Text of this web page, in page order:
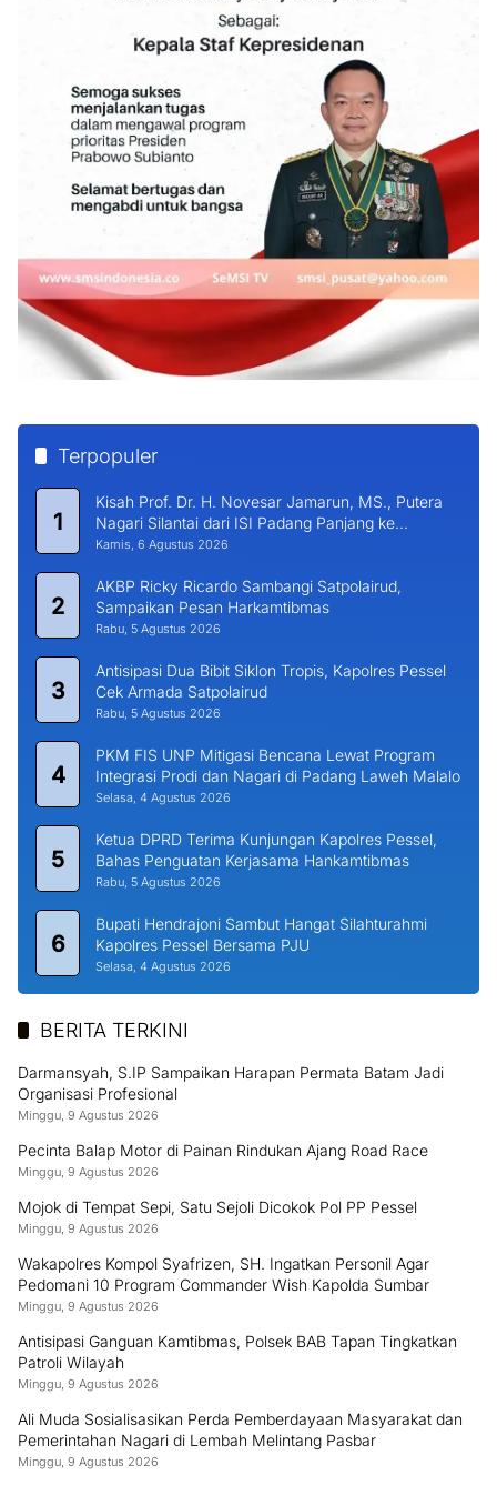
Terpopuler
1
Kisah Prof. Dr. H. Novesar Jamarun, MS., Putera
Nagari Silantai dari ISI Padang Panjang ke
Universitas Dharma Andalas
Kamis, 6 Agustus 2026
2
AKBP Ricky Ricardo Sambangi Satpolairud,
Sampaikan Pesan Harkamtibmas
Rabu, 5 Agustus 2026
3
Antisipasi Dua Bibit Siklon Tropis, Kapolres Pessel
Cek Armada Satpolairud
Rabu, 5 Agustus 2026
4
PKM FIS UNP Mitigasi Bencana Lewat Program
Integrasi Prodi dan Nagari di Padang Laweh Malalo
Selasa, 4 Agustus 2026
5
Ketua DPRD Terima Kunjungan Kapolres Pessel,
Bahas Penguatan Kerjasama Hankamtibmas
Rabu, 5 Agustus 2026
6
Bupati Hendrajoni Sambut Hangat Silahturahmi
Kapolres Pessel Bersama PJU
Selasa, 4 Agustus 2026
BERITA TERKINI
Darmansyah, S.IP Sampaikan Harapan Permata Batam Jadi
Organisasi Profesional
Minggu, 9 Agustus 2026
Pecinta Balap Motor di Painan Rindukan Ajang Road Race
Minggu, 9 Agustus 2026
Mojok di Tempat Sepi, Satu Sejoli Dicokok Pol PP Pessel
Minggu, 9 Agustus 2026
Wakapolres Kompol Syafrizen, SH. Ingatkan Personil Agar
Pedomani 10 Program Commander Wish Kapolda Sumbar
Minggu, 9 Agustus 2026
Antisipasi Ganguan Kamtibmas, Polsek BAB Tapan Tingkatkan
Patroli Wilayah
Minggu, 9 Agustus 2026
Ali Muda Sosialisasikan Perda Pemberdayaan Masyarakat dan
Pemerintahan Nagari di Lembah Melintang Pasbar
Minggu, 9 Agustus 2026